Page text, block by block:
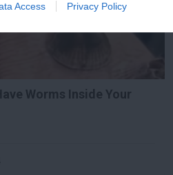
Access Privacy Policy
Worms Inside Your